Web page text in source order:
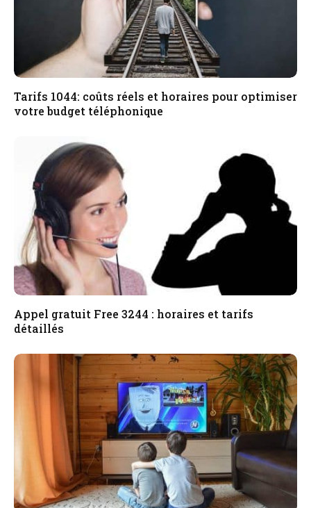
Tarifs 1044: coûts réels et horaires pour optimiser
votre budget téléphonique
Appel gratuit Free 3244 : horaires et tarifs
détaillés